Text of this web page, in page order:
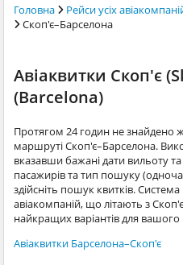
Головна Рейси усіх
Скоп'є–Барселона
Авіаквитки Скоп'є
(Barcelona)
Протягом 24 годин не знайдено
маршруті Скоп'є–Барселона.
вказавши бажані дати вильоту та
пасажирів та тип пошуку
здійсніть пошук квитків. Система
авіакомпаній, що літають з
найкращих варіантів для
Авіаквитки Барселона–Скоп'є